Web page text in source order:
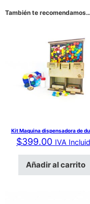
También te recomendamos…
Kit Maquina dispensadora de
$399.00 IVA
Añadir al carrito